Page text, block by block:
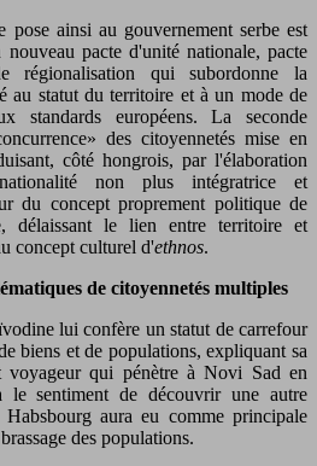
pose ainsi au gouvernement serbe est
pacte d'unité nationale, pacte
régionalisation qui subordonne la
au statut du territoire et à un mode de
standards européens. La seconde
des citoyennetés mise en
côté hongrois, par l'élaboration
non plus intégratrice et
du concept proprement politique de
délaissant le lien entre territoire et
concept culturel d'ethnos.
de citoyennetés multiples
lui confère un statut de carrefour
biens et de populations, expliquant sa
voyageur qui pénètre à Novi Sad en
le sentiment de découvrir une autre
aura eu comme principale
des populations.